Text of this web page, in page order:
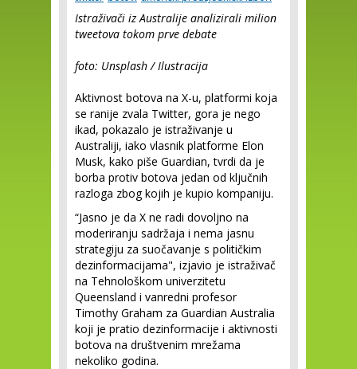
Istraživači iz Australije analizirali milion
tweetova tokom prve debate
foto: Unsplash / Ilustracija
Aktivnost botova na X-u, platformi koja
se ranije zvala Twitter, gora je nego
ikad, pokazalo je istraživanje u
Australiji, iako vlasnik platforme Elon
Musk, kako piše Guardian, tvrdi da je
borba protiv botova jedan od ključnih
razloga zbog kojih je kupio kompaniju.
“Jasno je da X ne radi dovoljno na
moderiranju sadržaja i nema jasnu
strategiju za suočavanje s političkim
dezinformacijama", izjavio je istraživač
na Tehnološkom univerzitetu
Queensland i vanredni profesor
Timothy Graham za Guardian Australia
koji je pratio dezinformacije i aktivnosti
botova na društvenim mrežama
nekoliko godina.